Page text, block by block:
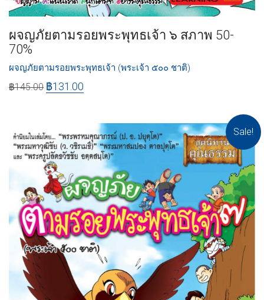
ผจญภัยตามรอยพระพุทธเจ้า ๖ สภาพ 50-
70%
ผจญภัยตามรอยพระพุทธเจ้า (พระเจ้า ๕๐๐ ชาติ)
฿145.00 ฿131.00
Sale!